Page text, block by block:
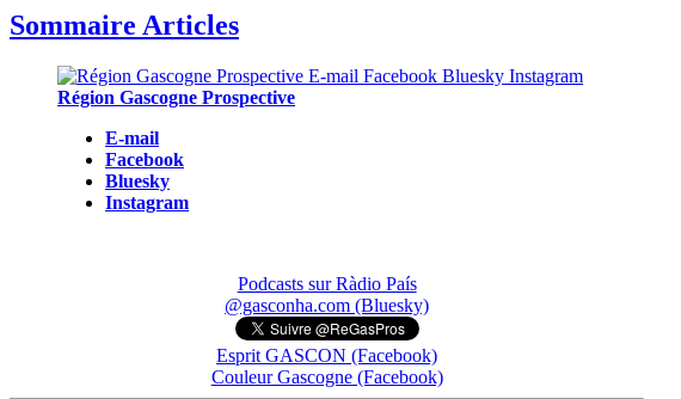
Sommaire Articles
Région Gascogne Prospective
E-mail
Facebook
Bluesky
Instagram
Podcasts sur Ràdio País
@gasconha.com (Bluesky)
Esprit GASCON (Facebook)
Couleur Gascogne (Facebook)